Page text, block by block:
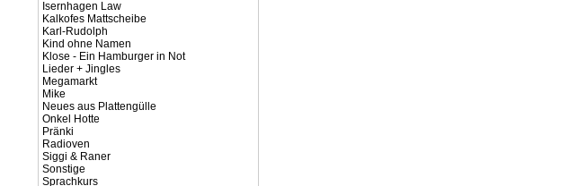
Isernhagen Law
Kalkofes Mattscheibe
Karl-Rudolph
Kind ohne Namen
Klose - Ein Hamburger in Not
Lieder + Jingles
Megamarkt
Mike
Neues aus Plattengülle
Onkel Hotte
Pränki
Radioven
Siggi & Raner
Sonstige
Sprachkurs